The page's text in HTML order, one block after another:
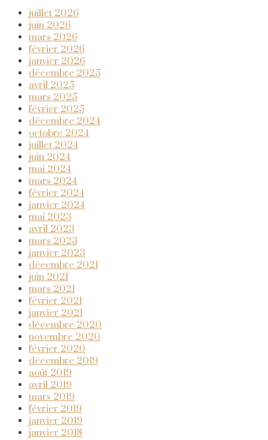
juillet 2026
juin 2026
mars 2026
février 2026
janvier 2026
décembre 2025
avril 2025
mars 2025
février 2025
décembre 2024
octobre 2024
juillet 2024
juin 2024
mai 2024
mars 2024
février 2024
janvier 2024
mai 2023
avril 2023
mars 2023
janvier 2023
décembre 2021
juin 2021
mars 2021
février 2021
janvier 2021
décembre 2020
novembre 2020
février 2020
décembre 2019
août 2019
avril 2019
mars 2019
février 2019
janvier 2019
janvier 2018